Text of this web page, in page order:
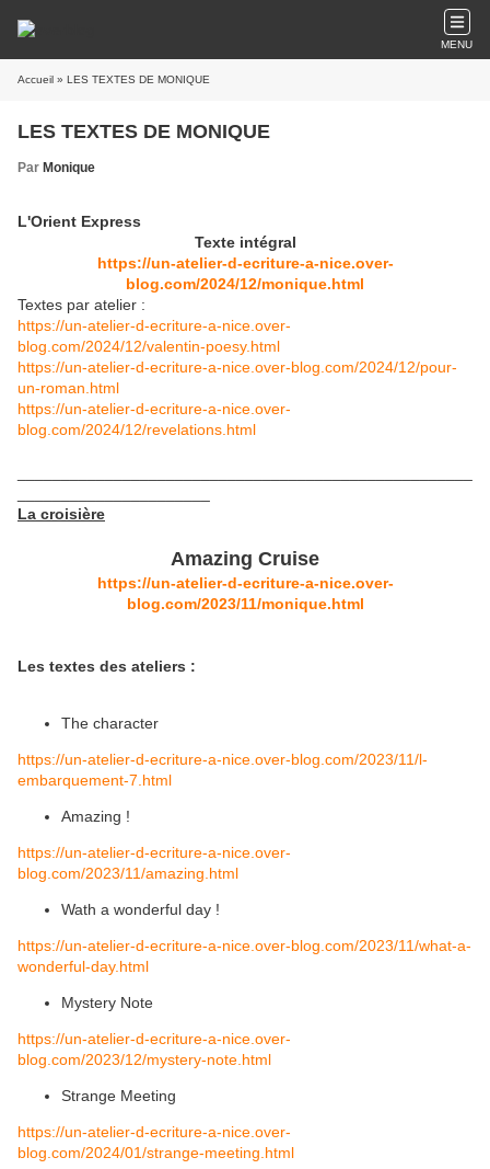
MENU
Accueil » LES TEXTES DE MONIQUE
LES TEXTES DE MONIQUE
Par Monique
L'Orient Express
Texte intégral
https://un-atelier-d-ecriture-a-nice.over-
blog.com/2024/12/monique.html
Textes par atelier :
https://un-atelier-d-ecriture-a-nice.over-
blog.com/2024/12/valentin-poesy.html
https://un-atelier-d-ecriture-a-nice.over-blog.com/2024/12/pour-
un-roman.html
https://un-atelier-d-ecriture-a-nice.over-
blog.com/2024/12/revelations.html
La croisière
Amazing Cruise
https://un-atelier-d-ecriture-a-nice.over-
blog.com/2023/11/monique.html
Les textes des ateliers :
The character
https://un-atelier-d-ecriture-a-nice.over-blog.com/2023/11/l-
embarquement-7.html
Amazing !
https://un-atelier-d-ecriture-a-nice.over-
blog.com/2023/11/amazing.html
Wath a wonderful day !
https://un-atelier-d-ecriture-a-nice.over-blog.com/2023/11/what-a-
wonderful-day.html
Mystery Note
https://un-atelier-d-ecriture-a-nice.over-
blog.com/2023/12/mystery-note.html
Strange Meeting
https://un-atelier-d-ecriture-a-nice.over-
blog.com/2024/01/strange-meeting.html